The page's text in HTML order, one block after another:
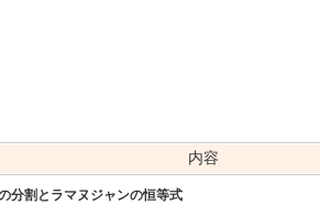
内容
分割とラマヌジャンの恒等式